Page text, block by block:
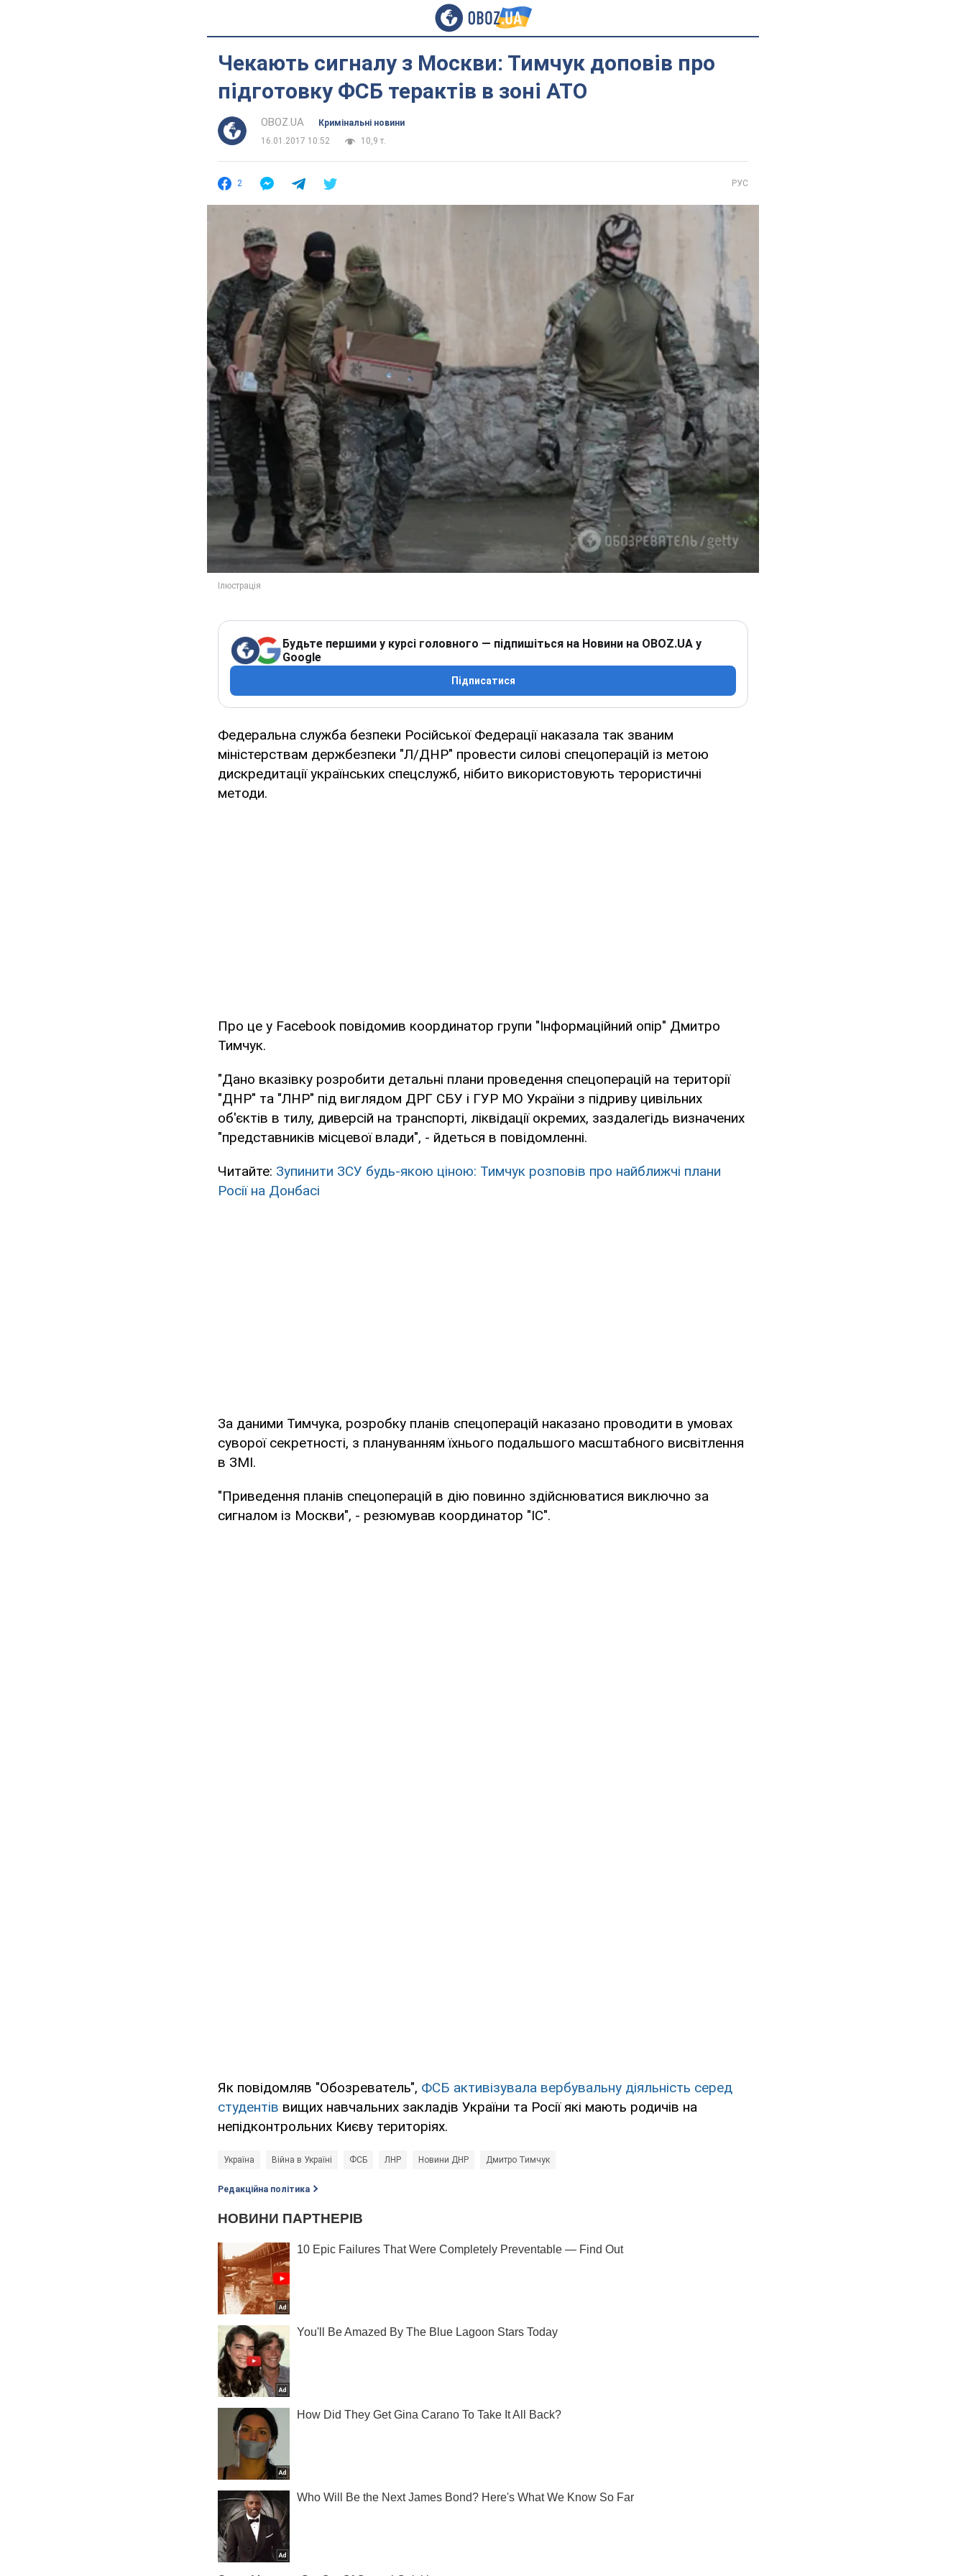
Чекають сигналу з Москви: Тимчук доповів про
підготовку ФСБ терактів в зоні АТО
OBOZ.UA
Кримінальні новини
16.01.2017 10:52
10,9 т.
2 РУС
Будьте першими у курсі головного — підпишіться на Новини на OBOZ.UA у
Google
Підписатися
Федеральна служба безпеки Російської Федерації наказала так званим
міністерствам держбезпеки "Л/ДНР" провести силові спецоперацій із метою
дискредитації українських спецслужб, нібито використовують терористичні
методи.
Про це у Facebook повідомив координатор групи "Інформаційний опір" Дмитро
Тимчук.
"Дано вказівку розробити детальні плани проведення спецоперацій на території
"ДНР" та "ЛНР" під виглядом ДРГ СБУ і ГУР МО України з підриву цивільних
об'єктів в тилу, диверсій на транспорті, ліквідації окремих, заздалегідь визначених
"представників місцевої влади", - йдеться в повідомленні.
Читайте: Зупинити ЗСУ будь-якою ціною: Тимчук розповів про найближчі плани
Росії на Донбасі
За даними Тимчука, розробку планів спецоперацій наказано проводити в умовах
суворої секретності, з плануванням їхнього подальшого масштабного висвітлення
в ЗМІ.
"Приведення планів спецоперацій в дію повинно здійснюватися виключно за
сигналом із Москви", - резюмував координатор "ІС".
Як повідомляв "Обозреватель", ФСБ активізувала вербувальну діяльність серед
студентів вищих навчальних закладів України та Росії які мають родичів на
непідконтрольних Києву територіях.
Україна Війна в Україні ФСБ ЛНР Новини ДНР Дмитро Тимчук
Редакційна політика